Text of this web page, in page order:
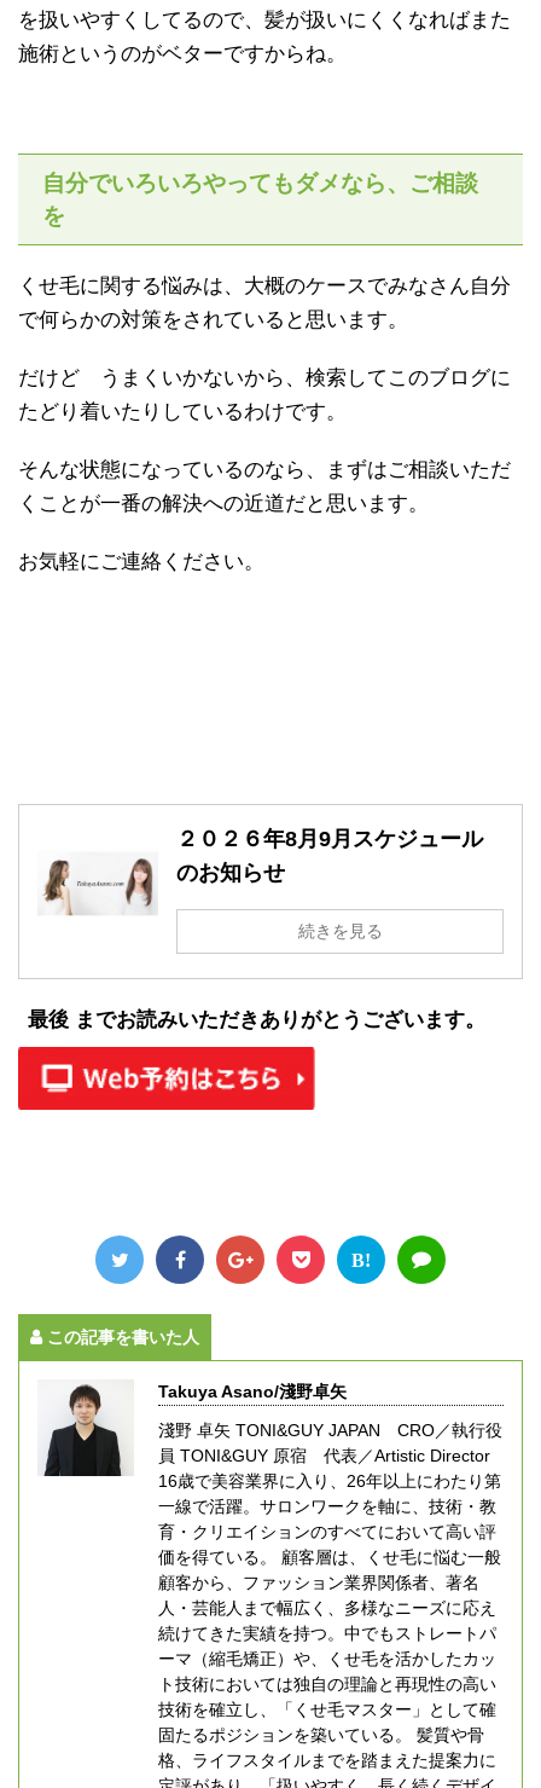
を扱いやすくしてるので、髪が扱いにくくなればまた
施術というのがベターですからね。
自分でいろいろやってもダメなら、ご相談
を
くせ毛に関する悩みは、大概のケースでみなさん自分
で何らかの対策をされていると思います。
だけど うまくいかないから、検索してこのブログに
たどり着いたりしているわけです。
そんな状態になっているのなら、まずはご相談いただ
くことが一番の解決への近道だと思います。
お気軽にご連絡ください。
２０２６年8月9月スケジュール
のお知らせ
続きを見る
最後 までお読みいただきありがとうございます。
B!
この記事を書いた人
Takuya Asano/淺野卓矢
淺野 卓矢 TONI&GUY JAPAN CRO／執行役
員 TONI&GUY 原宿 代表／Artistic Director
16歳で美容業界に入り、26年以上にわたり第
一線で活躍。サロンワークを軸に、技術・教
育・クリエイションのすべてにおいて高い評
価を得ている。 顧客層は、くせ毛に悩む一般
顧客から、ファッション業界関係者、著名
人・芸能人まで幅広く、多様なニーズに応え
続けてきた実績を持つ。中でもストレートパ
ーマ（縮毛矯正）や、くせ毛を活かしたカッ
ト技術においては独自の理論と再現性の高い
技術を確立し、「くせ毛マスター」として確
固たるポジションを築いている。 髪質や骨
格、ライフスタイルまでを踏まえた提案力に